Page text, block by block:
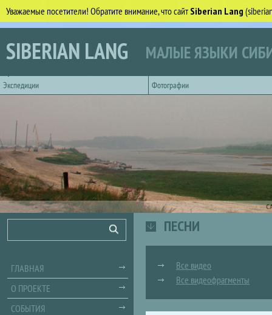
Уважаемые посетители! Обратите внимание, что сайтSiberian Lang
Перейти к основному содержанию
SIBERIAN LANG МАЛЫЕ ЯЗЫКИ
Экспедиции
Фотографии
ПЕСНИ
Все видео
Все видеофрагменты
Поиск
ГЛАВНАЯ
О ПРОЕКТЕ
СОБЫТИЯ